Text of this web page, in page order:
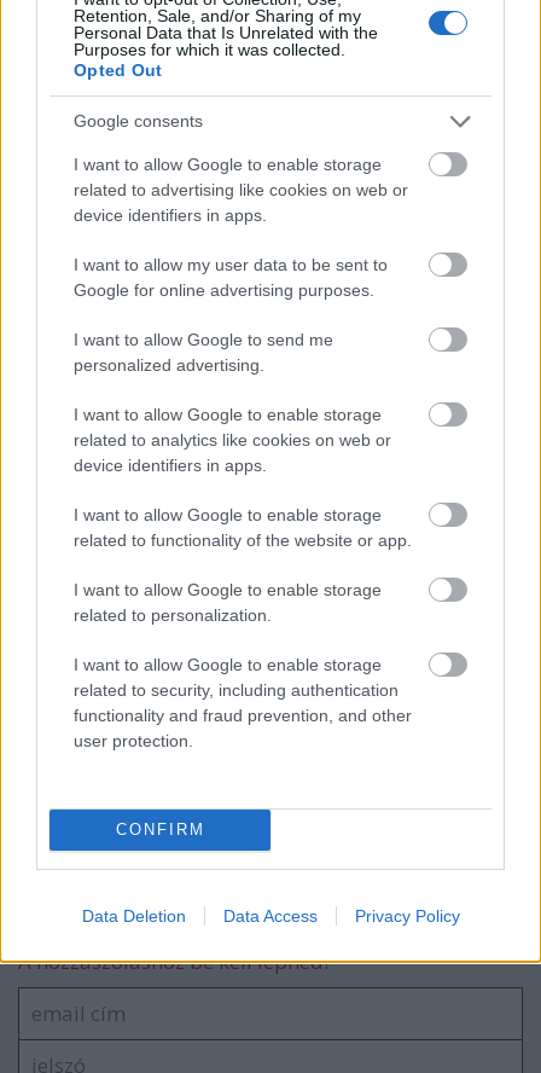
Retention, Sale, and/or Sharing of my
Personal Data that Is Unrelated with the
Purposes for which it was collected.
Opted Out
Google consents
I want to allow Google to enable storage
related to advertising like cookies on web or
device identifiers in apps.
I want to allow my user data to be sent to
Google for online advertising purposes.
I want to allow Google to send me
personalized advertising.
I want to allow Google to enable storage
related to analytics like cookies on web or
device identifiers in apps.
I want to allow Google to enable storage
related to functionality of the website or app.
I want to allow Google to enable storage
related to personalization.
I want to allow Google to enable storage
related to security, including authentication
functionality and fraud prevention, and other
user protection.
CONFIRM
Data Deletion Data Access Privacy Policy
Ajánlott bejegyzések:
Akadémia park újratöltve
HB2Y
Keleti kényelmetlenség - avagy kerülj
magyar, szabad a vásár!
Helytörténet bontásban
MÜPA szutyok
blog.hu
Szólj hozzá!
A hozzászóláshoz be kell lépned!